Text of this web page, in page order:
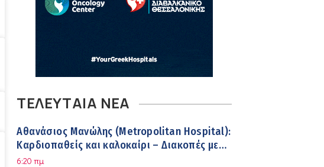
ΤΕΛΕΥΤΑΙΑ ΝΕΑ
Αθανάσιος Μανώλης (Metropolitan Hospital):
Καρδιοπαθείς και καλοκαίρι – Διακοπές με
ασφάλεια
6:20 πμ